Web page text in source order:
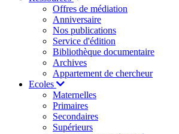
Offres de médiation
Anniversaire
Nos publications
Service d'édition
Bibliothèque documentaire
Archives
Appartement de chercheur
Ecoles
Maternelles
Primaires
Secondaires
Supérieurs